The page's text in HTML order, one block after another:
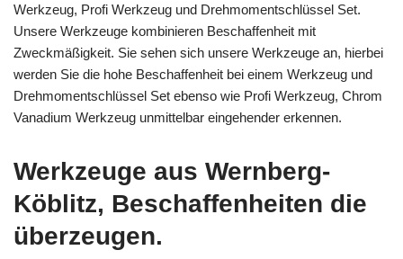
Werkzeug, Profi Werkzeug und Drehmomentschlüssel Set.
Unsere Werkzeuge kombinieren Beschaffenheit mit
Zweckmäßigkeit. Sie sehen sich unsere Werkzeuge an, hierbei
werden Sie die hohe Beschaffenheit bei einem Werkzeug und
Drehmomentschlüssel Set ebenso wie Profi Werkzeug, Chrom
Vanadium Werkzeug unmittelbar eingehender erkennen.
Werkzeuge aus Wernberg-
Köblitz, Beschaffenheiten die
überzeugen.